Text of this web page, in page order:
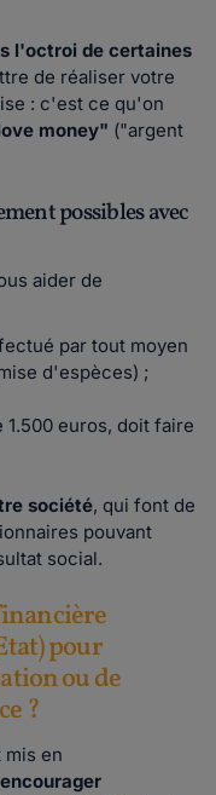
l'octroi de certaines
de réaliser votre
: c'est ce qu'on
money" ("argent
possibles avec
aider de
par tout moyen
d'espèces) ;
1.500 euros, doit faire
société, qui font de
pouvant
social.
pour
ou de
?
en